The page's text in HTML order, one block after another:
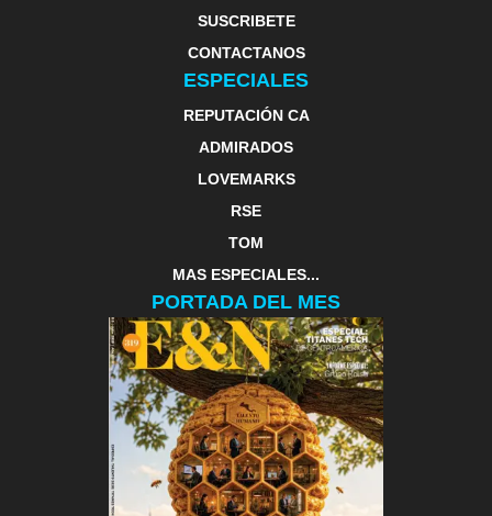
SUSCRIBETE
CONTACTANOS
ESPECIALES
REPUTACIÓN CA
ADMIRADOS
LOVEMARKS
RSE
TOM
MAS ESPECIALES...
PORTADA DEL MES